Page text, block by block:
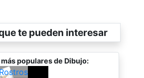
te pueden interesar
populares de Dibujo: